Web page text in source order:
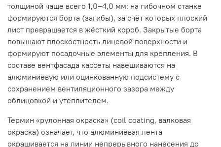
толщиной чаще всего 1,0–4,0 мм: на гибочном станке
формируются борта (загибы), за счёт которых плоский
лист превращается в жёсткий короб. Закрытые борта
повышают плоскостность лицевой поверхности и
формируют посадочные элементы для крепления. В
составе вентфасада кассеты навешиваются на
алюминиевую или оцинкованную подсистему с
сохранением вентиляционного зазора между
облицовкой и утеплителем.
Термин «рулонная окраска» (coil coating, валковая
окраска) означает, что алюминиевая лента
окрашивается на линии непрерывного нанесения до